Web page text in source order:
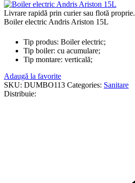
Livrare rapidă prin curier sau flotă proprie.
Boiler electric Andris Ariston 15L
Tip produs: Boiler electric;
Tip boiler: cu acumulare;
Tip montare: verticală;
Adaugă la favorite
SKU: DUMBO113 Categories: Sanitare
Distribuie: